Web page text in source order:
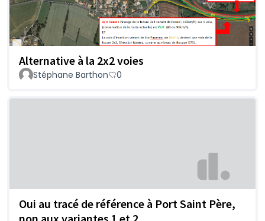
Alternative à la 2x2 voies
Stéphane Barthon 0
Oui au tracé de référence à Port Saint Père,